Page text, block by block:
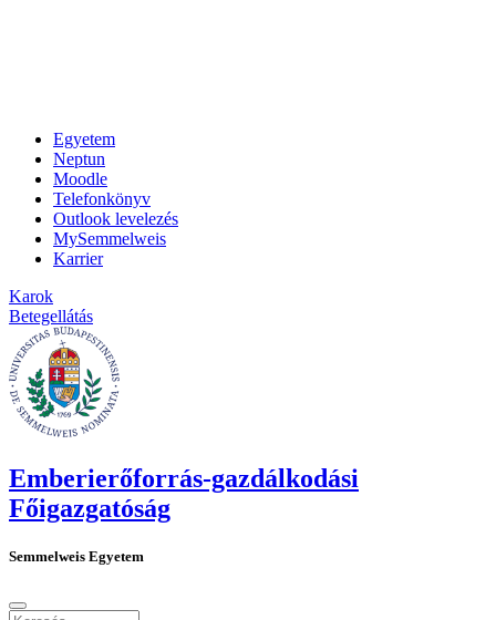
Egyetem
Neptun
Moodle
Telefonkönyv
Outlook levelezés
MySemmelweis
Karrier
Karok
Betegellátás
Emberierőforrás-gazdálkodási
Főigazgatóság
Semmelweis Egyetem